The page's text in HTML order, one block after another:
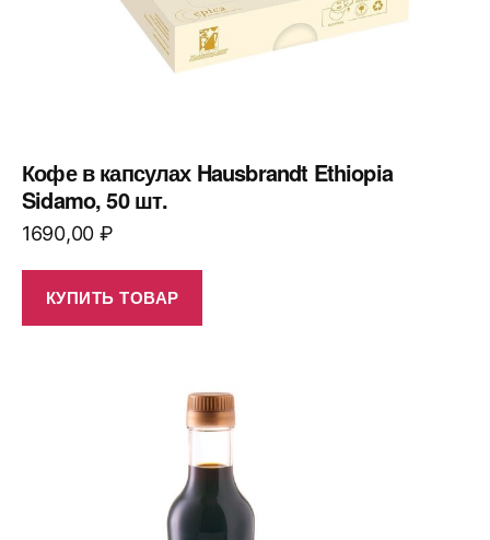
Кофе в капсулах Hausbrandt Ethiopia
Sidamo, 50 шт.
1690,00 ₽
КУПИТЬ ТОВАР